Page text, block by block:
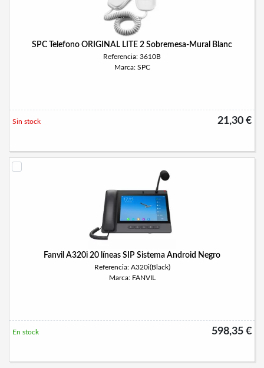
SPC Telefono ORIGINAL LITE 2 Sobremesa-Mural Blanc
Referencia: 3610B
Marca: SPC
21,30 €
Sin stock
Fanvil A320i 20 líneas SIP Sistema Android Negro
Referencia: A320i(Black)
Marca: FANVIL
598,35 €
En stock